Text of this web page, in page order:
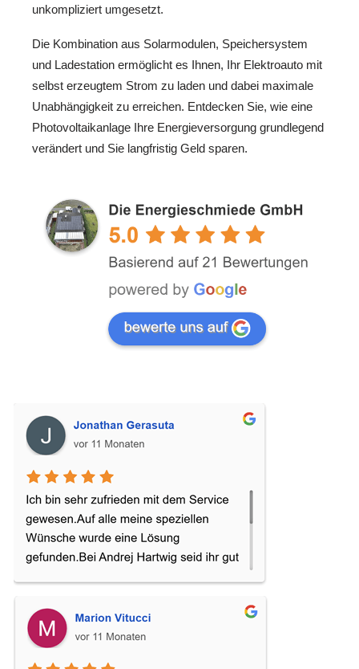
unkompliziert umgesetzt.
Die Kombination aus Solarmodulen, Speichersystem
und Ladestation ermöglicht es Ihnen, Ihr Elektroauto mit
selbst erzeugtem Strom zu laden und dabei maximale
Unabhängigkeit zu erreichen. Entdecken Sie, wie eine
Photovoltaikanlage Ihre Energieversorgung grundlegend
verändert und Sie langfristig Geld sparen.